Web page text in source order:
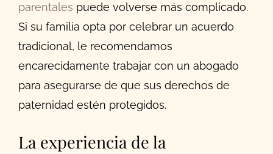
parentales puede volverse más complicado.
Si su familia opta por celebrar un acuerdo
tradicional, le recomendamos
encarecidamente trabajar con un abogado
para asegurarse de que sus derechos de
paternidad estén protegidos.
La experiencia de la